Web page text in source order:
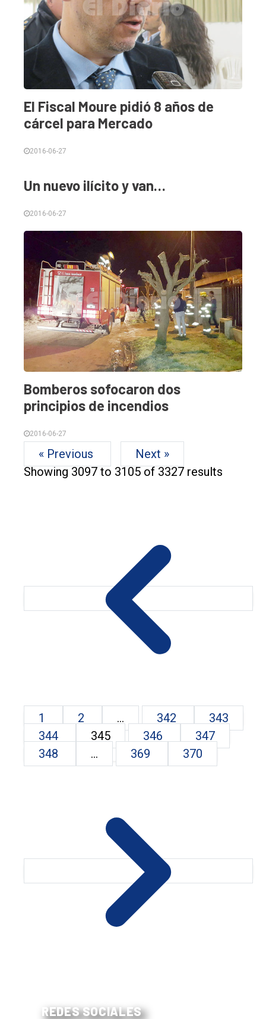
El Fiscal Moure pidió 8 años de
cárcel para Mercado
2016-06-27
Un nuevo ilícito y van…
2016-06-27
Bomberos sofocaron dos
principios de incendios
2016-06-27
« Previous
Next »
Showing 3097 to 3105 of 3327 results
1 2 ... 342
343
344
345 346
347
348
... 369 370
REDES SOCIALES